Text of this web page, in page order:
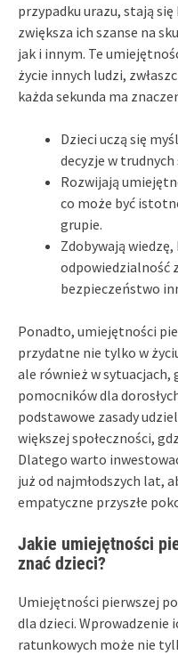
przypadku urazu, stają się
zwiększa ich szanse na
jak i innym. Te
życie innych ludzi,
każda sekunda ma
Dzieci uczą się
decyzje w trudnych
Rozwijają
co może być
grupie.
Zdobywają
odpowiedzialność
bezpieczeństwo
Ponadto, umiejętności
przydatne nie tylko w
ale również w sytuacjach,
pomocników dla
podstawowe zasady
większej społeczności,
Dlatego warto
już od najmłodszych lat,
empatyczne przyszłe
Jakie umiejętności
znać dzieci?
Umiejętności pierwszej
dla dzieci. Wprowadzenie
ratunkowych może nie